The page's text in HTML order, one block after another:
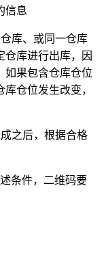
信息
库、或同一仓库
仓库进行出库，因
如果包含仓库仓位
仓位发生改变，
之后，根据合格
条件，二维码要